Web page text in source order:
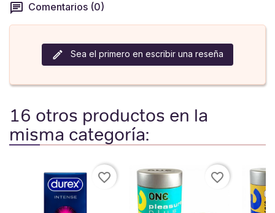
Comentarios (0)
Sea el primero en escribir una reseña
16 otros productos en la
misma categoría:
favorite_border favorite_border